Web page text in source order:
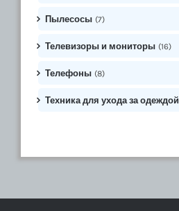
Пылесосы (7)
Телевизоры и мониторы (16)
Телефоны (8)
Техника для ухода за одеждой